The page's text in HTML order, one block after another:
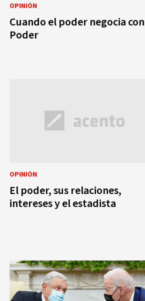
OPINIÓN
Cuando el poder negocia
Poder
OPINIÓN
El poder, sus relaciones,
intereses y el estadista